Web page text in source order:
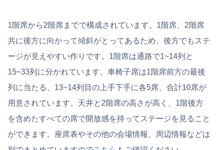
1階席から2階席までで構成されています。1階席、2階席
共に後方に向かって傾斜がとってあるため、後方でもステ
ージが見えやすい作りです。1階席は通路で1~14列と
15~33列に分かれています。車椅子席は1階席前方の最後
列に当たる、13~14列目の上手下手に各5席、合計10席が
用意されています。天井と2階席の高さが高く、1階後方
を含めたすべての席で開放感を持ってステージを見ること
ができます。座席表やその他の会場情報、周辺情報などは